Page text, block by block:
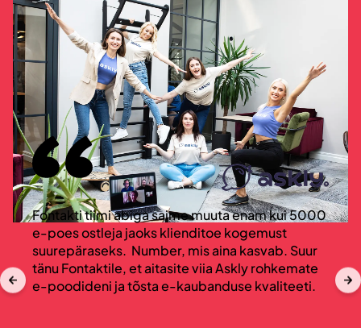
Fontakti tiimi abiga saime muuta enam kui 5000
e-poes ostleja jaoks klienditoe kogemust
suurepäraseks. Number, mis aina kasvab. Suur
tänu Fontaktile, et aitasite viia Askly rohkemate
e-poodideni ja tõsta e-kaubanduse kvaliteeti.